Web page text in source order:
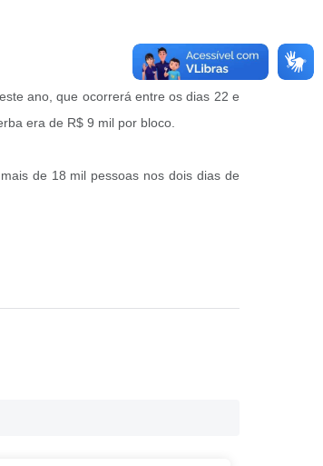
ano, que ocorrerá entre os dias 22 e
era de R$ 9 mil por bloco.
de 18 mil pessoas nos dois dias de